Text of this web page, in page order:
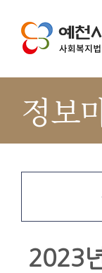
정보
2023